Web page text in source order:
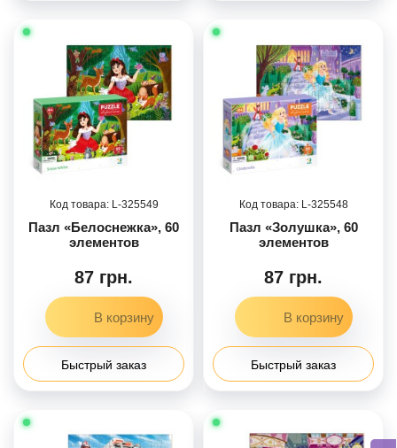
325549
Пазл «Белоснежка», 60
элементов
87 грн.
Быстрый заказ
325548
Пазл «Золушка», 60
элементов
87 грн.
Быстрый заказ